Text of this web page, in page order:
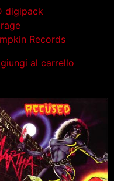
digipack
Records
al carrello